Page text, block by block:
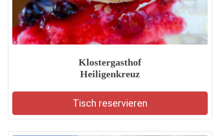
Klostergasthof
Heiligenkreuz
Tisch reservieren